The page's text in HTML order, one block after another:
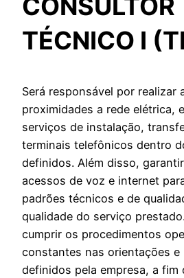
CONSULTOR
TÉCNICO I
Será responsável por realizar
proximidades a rede elétrica,
serviços de instalação,
terminais telefônicos dentro
definidos. Além disso,
acessos de voz e internet
padrões técnicos e de
qualidade do serviço
cumprir os procedimentos
constantes nas orientações e
definidos pela empresa, a fim